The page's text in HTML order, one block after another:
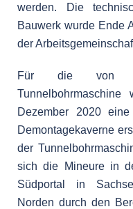
werden. Die
Bauwerk wurde Ende
der
Für die von
Dezember 2020
Demontagekaverne
der
sich die Mineure in
Südportal in
Norden durch den